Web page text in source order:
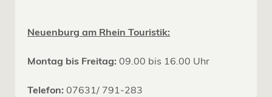
Neuenburg am Rhein Touristik:
Montag bis Freitag: 09.00 bis 16.00 Uhr
Telefon: 07631/ 791-283